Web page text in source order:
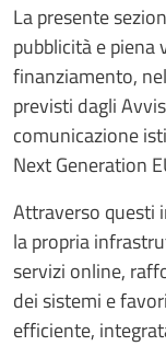
La presente
pubblicità e piena
finanziamento,
previsti dagli
comunicazione
Next Generation
Attraverso questi
la propria
servizi online,
dei sistemi e
efficiente,